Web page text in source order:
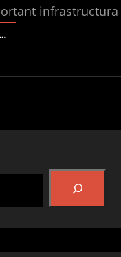
ALCAVOR
DE
FONT